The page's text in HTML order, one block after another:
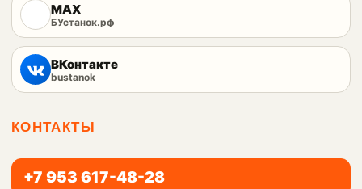
MAX
БУстанок.рф
ВКонтакте
bustanok
КОНТАКТЫ
+7 953 617-48-28